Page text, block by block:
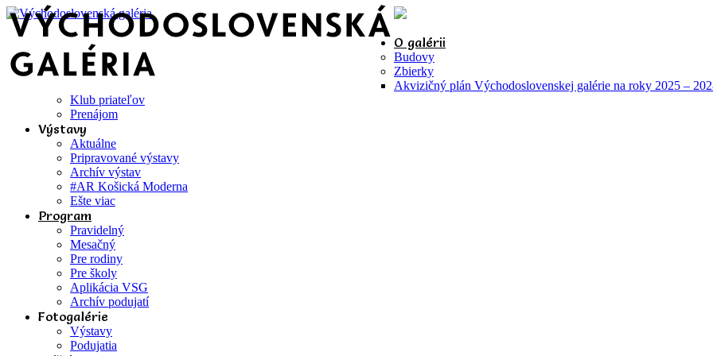
O galérii
Budovy
Zbierky
Akvizičný plán Východoslovenskej galérie na roky 2025 –
Klub priateľov
Prenájom
Výstavy
Aktuálne
Pripravované výstavy
Archív výstav
#AR Košická Moderna
Ešte viac
Program
Pravidelný
Mesačný
Pre rodiny
Pre školy
Aplikácia VSG
Archív podujatí
Fotogalérie
Výstavy
Podujatia